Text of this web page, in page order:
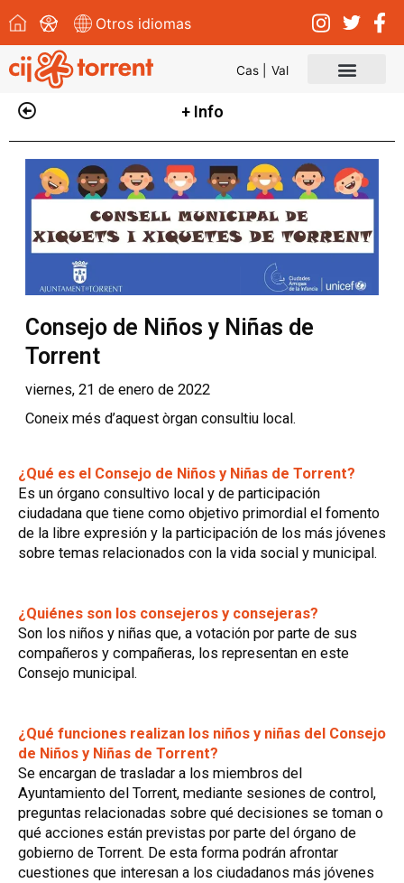
Otros idiomas
Cas | Val
+ Info
Consejo de Niños y Niñas de
Torrent
viernes, 21 de enero de 2022
Coneix més d’aquest òrgan consultiu local.
¿Qué es el Consejo de Niños y Niñas de Torrent?
Es un órgano consultivo local y de participación
ciudadana que tiene como objetivo primordial el fomento
de la libre expresión y la participación de los más jóvenes
sobre temas relacionados con la vida social y municipal.
¿Quiénes son los consejeros y consejeras?
Son los niños y niñas que, a votación por parte de sus
compañeros y compañeras, los representan en este
Consejo municipal.
¿Qué funciones realizan los niños y niñas del Consejo
de Niños y Niñas de Torrent?
Se encargan de trasladar a los miembros del
Ayuntamiento del Torrent, mediante sesiones de control,
preguntas relacionadas sobre qué decisiones se toman o
qué acciones están previstas por parte del órgano de
gobierno de Torrent. De esta forma podrán afrontar
cuestiones que interesan a los ciudadanos más jóvenes